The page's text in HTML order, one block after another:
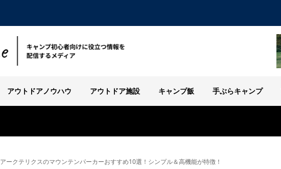
アウトドアノウハウ アウトドア施設 キャンプ飯 手ぶらキャンプ
アークテリクスのマウンテンパーカーおすすめ10選！シンプル＆高機能が特徴！